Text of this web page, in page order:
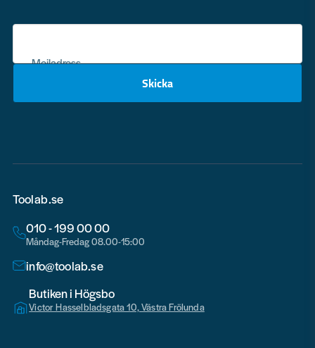
Mejladress
Skicka
Toolab.se
010 - 199 00 00
Måndag-Fredag 08.00-15:00
info@toolab.se
Butiken i Högsbo
Victor Hasselbladsgata 10, Västra Frölunda